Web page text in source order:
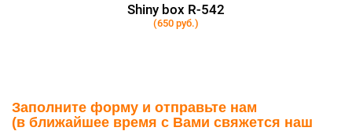
Shiny box R-542
(650 руб.)
Заполните форму и отправьте нам
(в ближайшее время с Вами свяжется наш